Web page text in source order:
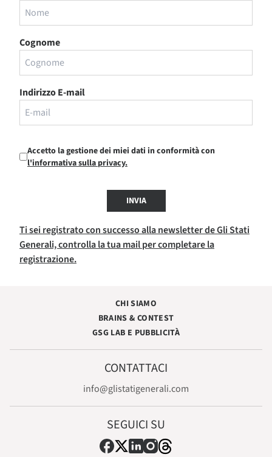
Cognome
Indirizzo E-mail
Accetto la gestione dei miei dati in conformità con
l'informativa sulla privacy.
INVIA
Ti sei registrato con successo alla newsletter de Gli Stati
Generali, controlla la tua mail per completare la
registrazione.
CHI SIAMO
BRAINS & CONTEST
GSG LAB E PUBBLICITÀ
CONTATTACI
info@glistatigenerali.com
SEGUICI SU